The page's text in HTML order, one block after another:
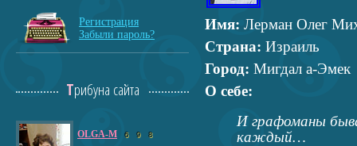
Имя: Лерман Олег
Страна: Израиль
Город: Мигдал а-Эмек
О себе:
И графоманы
каждый…
Регистрация
Забыли пароль?
Трибуна сайта
OLGA-M 6 9 8